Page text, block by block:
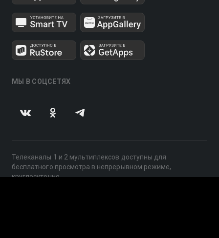
МЫ В СОЦСЕТЯХ
Телеканалы 1 и 2 мультиплексов доступны для
бесплатного просмотра в непрерывном режиме,
круглосуточно.